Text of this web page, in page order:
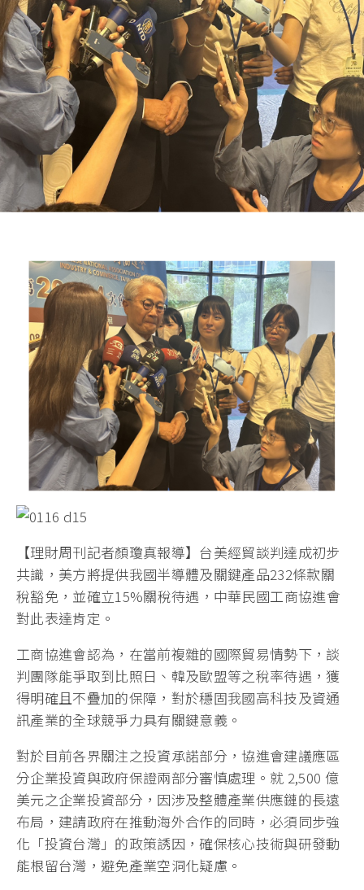
【理財周刊記者顏瓊真報導】台美經貿談判達成初步
共識，美方將提供我國半導體及關鍵產品232條款關
稅豁免，並確立15%關稅待遇，中華民國工商協進會
對此表達肯定。
工商協進會認為，在當前複雜的國際貿易情勢下，談
判團隊能爭取到比照日、韓及歐盟等之稅率待遇，獲
得明確且不疊加的保障，對於穩固我國高科技及資通
訊產業的全球競爭力具有關鍵意義。
對於目前各界關注之投資承諾部分，協進會建議應區
分企業投資與政府保證兩部分審慎處理。就 2,500 億
美元之企業投資部分，因涉及整體產業供應鏈的長遠
布局，建請政府在推動海外合作的同時，必須同步強
化「投資台灣」的政策誘因，確保核心技術與研發動
能根留台灣，避免產業空洞化疑慮。